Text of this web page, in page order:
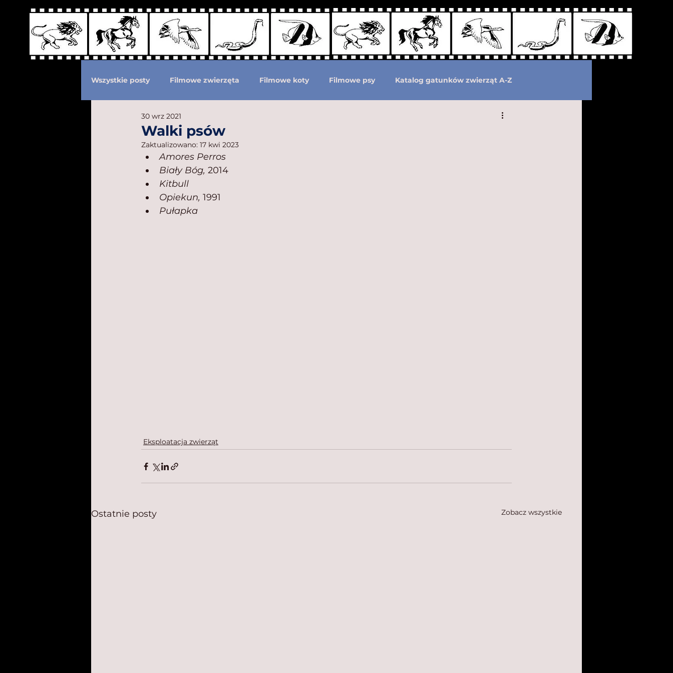
Wszystkie posty Filmowe zwierzęta Filmowe koty Filmowe psy Katalog gatunków zwierząt A-Z
Podział według ras kotów Kryptozoologia
Eksploatacja zwierząt Pomoc zwierzętom
Walki psów
30 wrz 2021
Zaktualizowano: 17 kwi 2023
Amores Perros
Biały Bóg, 2014
Kitbull
Opiekun, 1991
Pułapka
Eksploatacja zwierząt
Ostatnie posty Zobacz wszystkie